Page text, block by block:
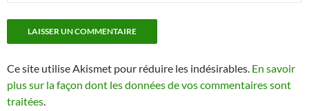
Ce site utilise Akismet pour réduire les indésirables. En savoir
plus sur la façon dont les données de vos commentaires sont
traitées.